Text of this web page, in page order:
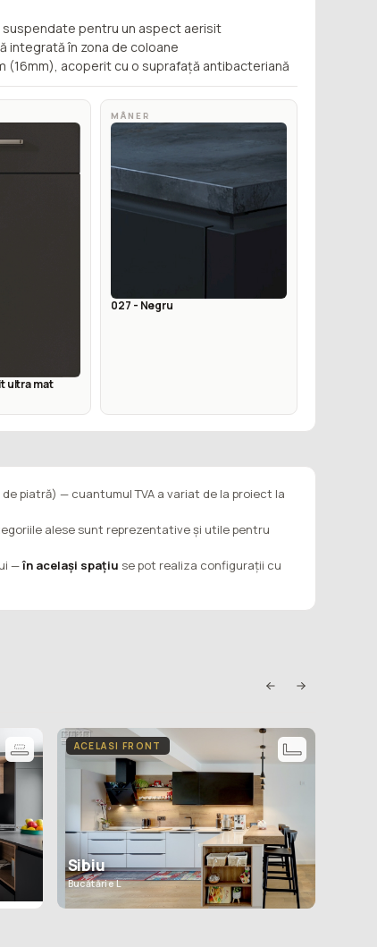
suspendate pentru un aspect aerisit
integrată în zona de coloane
(16mm), acoperit cu o suprafață antibacteriană
ultra mat
MÂNER
027 - Negru
piatră) — cuantumul TVA a variat de la proiect la
alese sunt reprezentative și utile pentru
—în același spațiu se pot realiza configurații cu
ACELASI FRONT
Sibiu
Bucătărie L